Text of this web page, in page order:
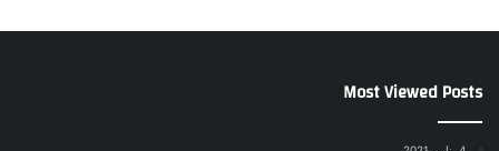
Most Viewed Posts